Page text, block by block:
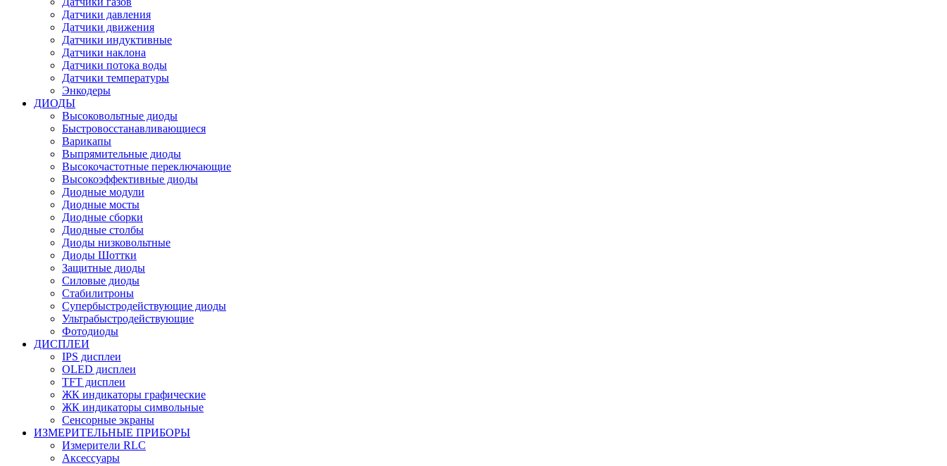
Датчики давления
Датчики движения
Датчики индуктивные
Датчики наклона
Датчики потока воды
Датчики температуры
Энкодеры
ДИОДЫ
Высоковольтные диоды
Быстровосстанавливающиеся
Варикапы
Выпрямительные диоды
Высокочастотные переключающие
Высокоэффективные диоды
Диодные модули
Диодные мосты
Диодные сборки
Диодные столбы
Диоды низковольтные
Диоды Шоттки
Защитные диоды
Силовые диоды
Стабилитроны
Супербыстродействующие диоды
Ультрабыстродействующие
Фотодиоды
ДИСПЛЕИ
IPS дисплеи
OLED дисплеи
TFT дисплеи
ЖК индикаторы графические
ЖК индикаторы символьные
Сенсорные экраны
ИЗМЕРИТЕЛЬНЫЕ ПРИБОРЫ
Измерители RLC
Аксессуары